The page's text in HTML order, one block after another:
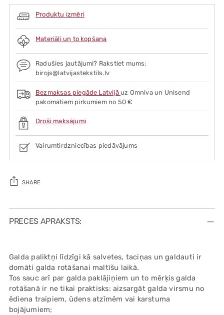
Produktu izmēri
Materiāli un to kopšana
Radušies jautājumi? Rakstiet mums:
birojs@latvijastekstils.lv
Bezmaksas piegāde Latvijā uz Omniva un Unisend
pakomātiem pirkumiem no 50 €
Droši maksājumi
Vairumtirdzniecības piedāvājums
SHARE
Adding
product
PRECES APRAKSTS:
Galda paliktņi līdzīgi kā salvetes, taciņas un galdauti ir
domāti galda rotāšanai maltīšu laikā.
Tos sauc arī par galda paklājiņiem un to mērķis galda
rotāšanā ir ne tikai praktisks: aizsargāt galda virsmu no
ēdiena traipiem, ūdens atzīmēm vai karstuma
bojājumiem;